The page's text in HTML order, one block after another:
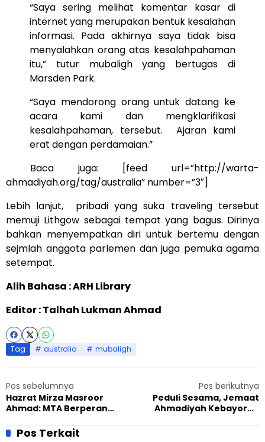
“Saya sering melihat komentar kasar di
internet yang merupakan bentuk kesalahan
informasi. Pada akhirnya saya tidak bisa
menyalahkan orang atas kesalahpahaman
itu,” tutur mubaligh yang bertugas di
Marsden Park.
“Saya mendorong orang untuk datang ke
acara kami dan mengklarifikasi
kesalahpahaman, tersebut. Ajaran kami
erat dengan perdamaian.”
Baca juga: [feed url=”http://warta-
ahmadiyah.org/tag/australia” number=”3″]
Lebih lanjut, pribadi yang suka traveling tersebut
memuji Lithgow sebagai tempat yang bagus. Dirinya
bahkan menyempatkan diri untuk bertemu dengan
sejmlah anggota parlemen dan juga pemuka agama
setempat.
Alih Bahasa : ARH Library
Editor : Talhah Lukman Ahmad
Tag australia mubaligh
Pos sebelumnya
Hazrat Mirza Masroor
Ahmad: MTA Berperan
Islam
Pos berikutnya
Peduli Sesama, Jemaat
Ahmadiyah Kebayoran
Pos Terkait